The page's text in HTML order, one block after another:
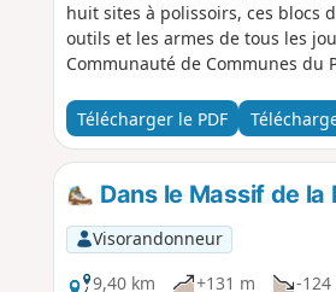
huit sites à polissoirs, ces blocs
outils et les armes de tous les
Communauté de Communes du
Télécharger le PDF
Dans le Massif de la
Visorandonneur
9,40 km
+131 m -124